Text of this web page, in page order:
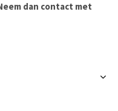
dan contact met